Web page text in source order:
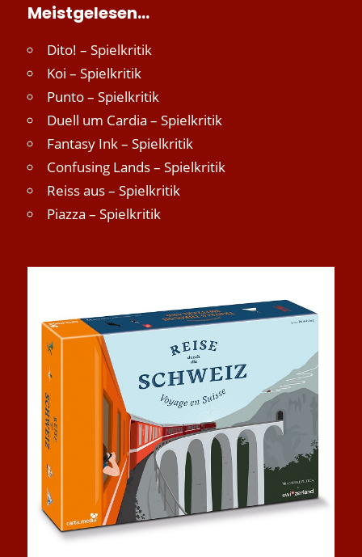
Meistgelesen…
Dito! – Spielkritik
Koi – Spielkritik
Punto – Spielkritik
Duell um Cardia – Spielkritik
Fantasy Ink – Spielkritik
Confusing Lands – Spielkritik
Reiss aus – Spielkritik
Piazza – Spielkritik